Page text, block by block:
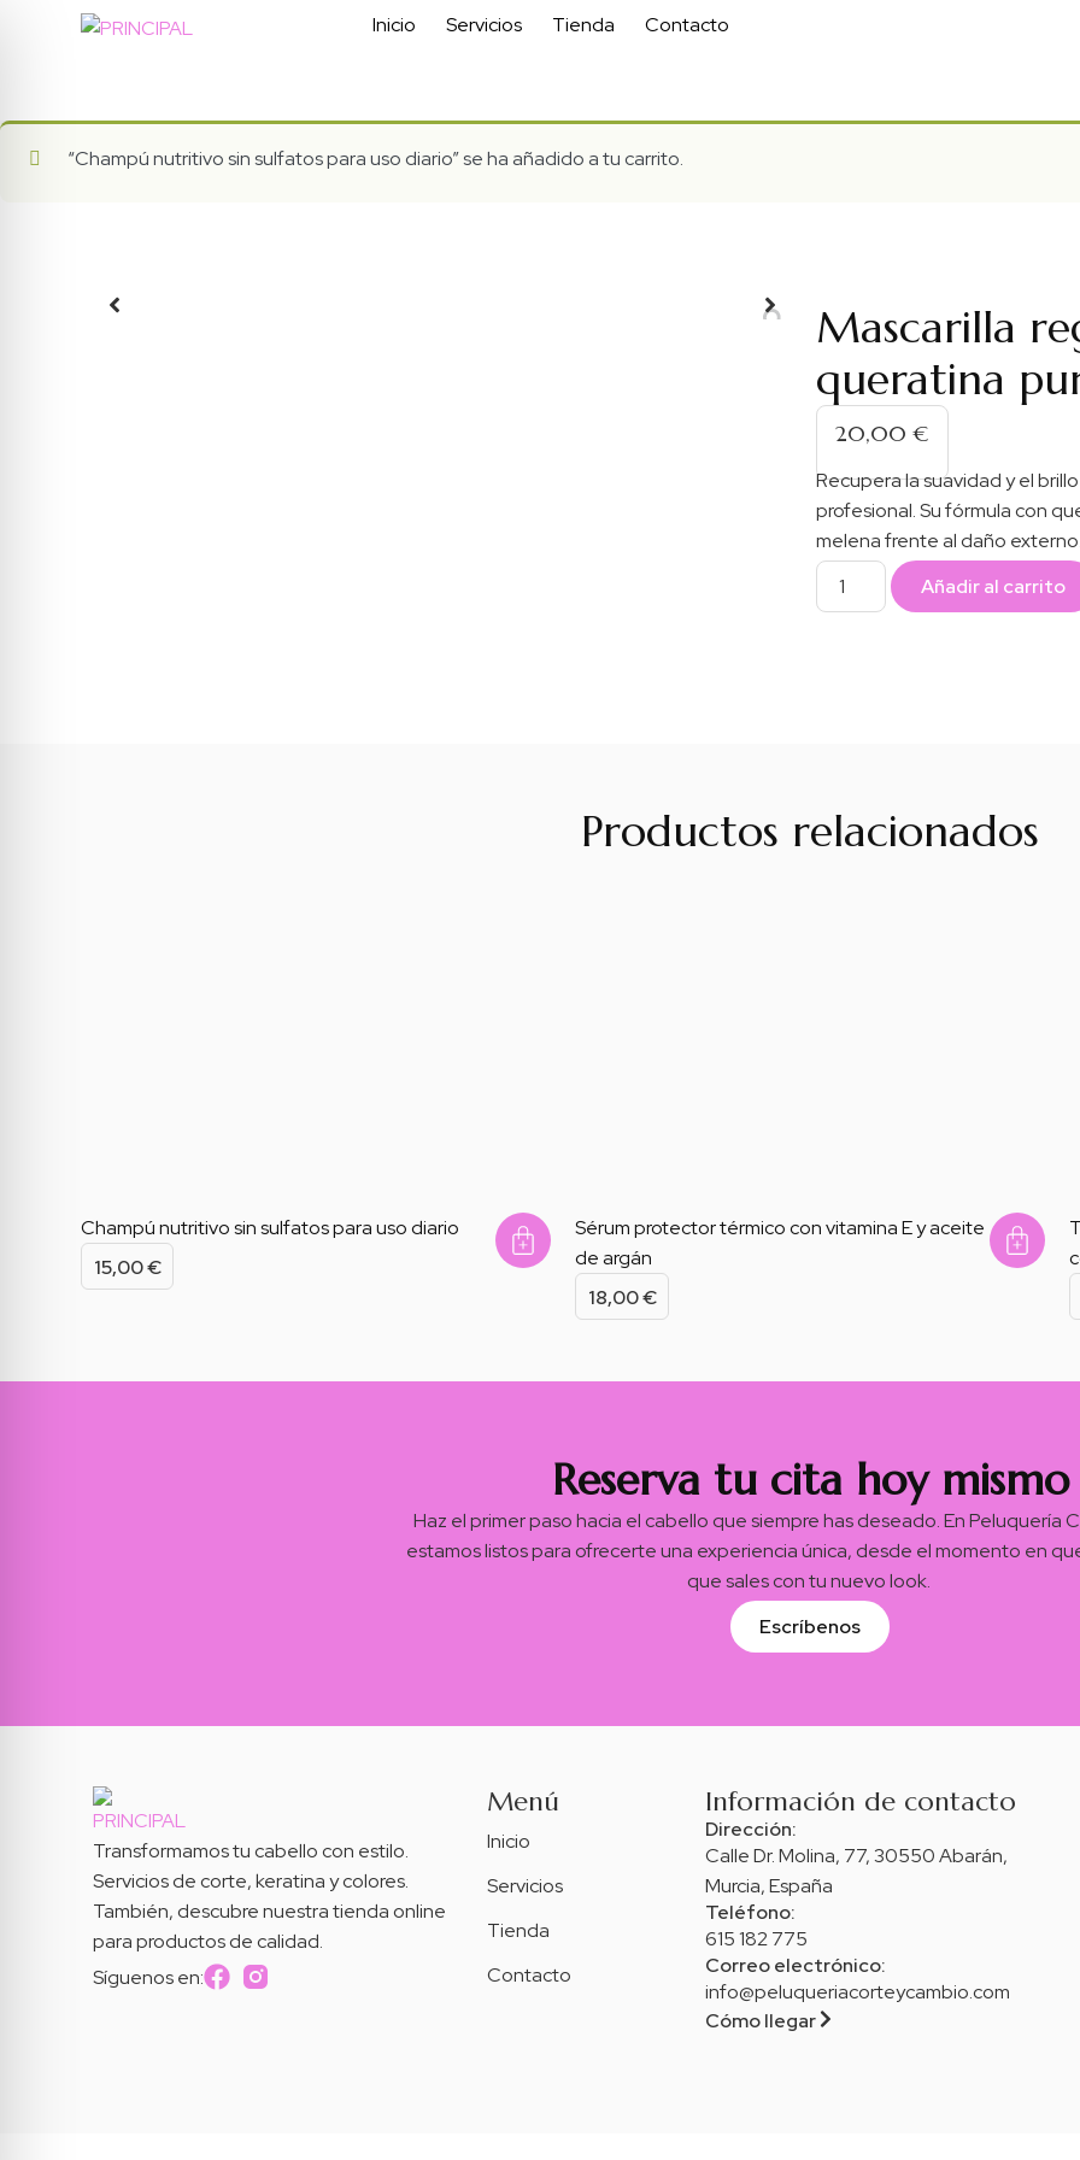
Inicio Servicios Tienda Contacto
“Champú nutritivo sin sulfatos para uso diario” se ha añadido a tu carrito.
Mascarilla Regeneradora Con
Mascarilla
queratina
20,00 €
Recupera la suavidad y el
profesional. Su fórmula con
melena frente al daño
Añadir al carrito
Productos relacionados
Champú nutritivo sin sulfatos para uso diario
15,00€ Mascarilla Regeneradora Con
Sérum protector térmico con vitamina E y aceite
de argán
18,00€
Reserva tu cita hoy mismo
Haz el primer paso hacia el cabello que siempre has deseado. En Peluquería
estamos listos para ofrecerte una experiencia única, desde el momento en
que sales con tu nuevo look.
Escríbenos
Transformamos tu cabello con estilo.
Servicios de corte, keratina y colores.
También, descubre nuestra tienda online
para productos de calidad.
Síguenos en:
Peluqueria Corteycambio
Menú
Inicio
Servicios
Tienda
Contacto
Información de contacto
Dirección:
Calle Dr. Molina, 77, 30550 Abarán,
Murcia, España
Teléfono:
615 182 775
Correo electrónico:
info@peluqueriacorteycambio.com
Cómo llegar